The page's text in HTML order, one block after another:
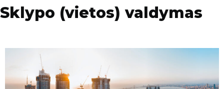
Sklypo (vietos) valdymas